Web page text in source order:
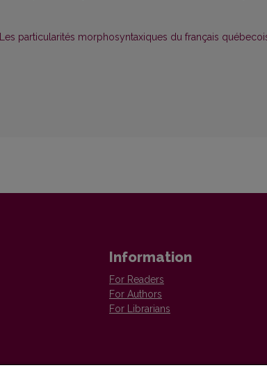
Les particularités morphosyntaxiques du français
Information
For Readers
For Authors
For Librarians